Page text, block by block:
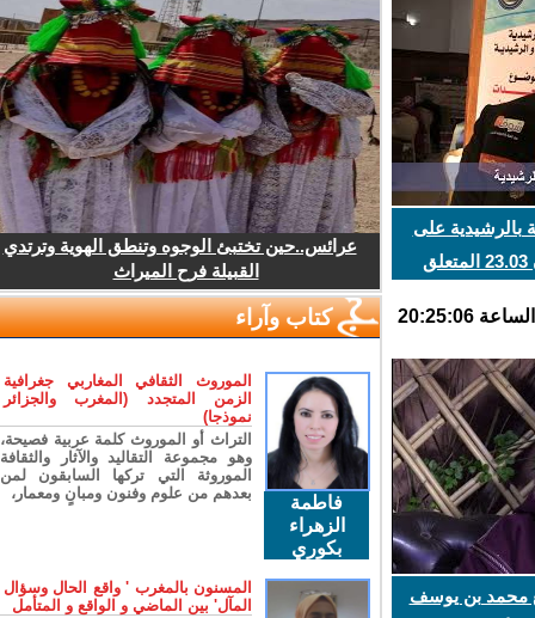
على
هامش ندوة مستجدات قانون 23.03 المتعلق
محمد بن يوسف
عرائس..حين تختبئ الوجوه وتنطق الهوية وترتدي
القبيلة فرح الميراث
كتاب وآراء
فاطمة
الزهراء
بكوري
الموروث الثقافي المغاربي جغرافية
الزمن المتجدد (المغرب والجزائر
نموذجا)
التراث أو الموروث كلمة عربية فصيحة،
وهو مجموعة التقاليد والآثار والثقافة
الموروثة التي تركها السابقون لمن
بعدهم من علوم وفنون ومبانٍ ومعمار،
المسنون بالمغرب ' واقع الحال وسؤال
المآل' بين الماضي و الواقع و المتأمل